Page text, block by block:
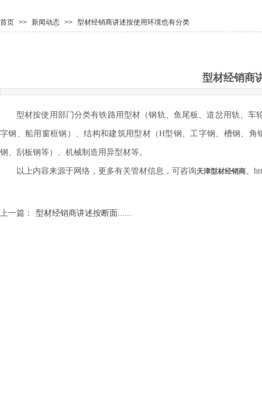
首页 >> 新闻动态 >> 型材经销商讲述按使用环境也有分类
型材经销商
型材按使用部门分类有铁路用型材（钢轨、鱼尾板、道岔用轨、
字钢、船用窗框钢）、结构和建筑用型材（H型钢、工字钢、槽钢、
钢、刮板钢等）、机械制造用异型材等。
以上内容来源于网络，更多有关管材信息，可咨询天津型材经销商。
上一篇： 型材经销商讲述按断面......